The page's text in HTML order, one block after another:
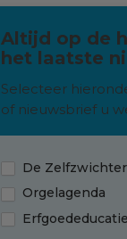
november
oktober
september
Contact
Altijd op de
het laatste
Selecteer
of nieuwsbrief u
De Zelfzwichter
Orgelagenda
Erfgoededucatie